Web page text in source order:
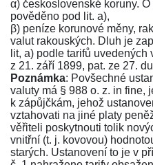
α) československé koruny.
pověděno pod lit. a),
β) peníze korunové měny,
valut rakouských. Dluh je
lit, a) podle tarifů uvedených
z 21. září 1899, pat. ze 27.
Poznámka: Povšechné
valuty má § 988 o. z. in fine,
k zápůjčkám, jehož
vztahovati na jiné platy
věřiteli poskytnouti tolik
vnitřní (t. j. kovovou)
starých. Ustanovení to je v